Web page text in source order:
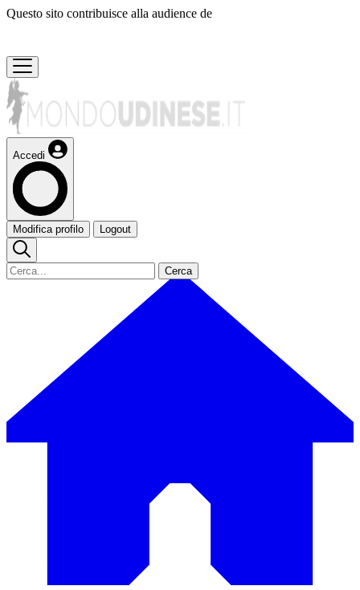
Questo sito contribuisce alla audience de
Accedi
Modifica profilo Logout
Cerca